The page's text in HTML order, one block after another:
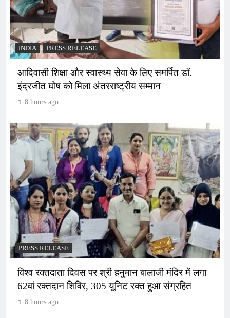
INDIA PRESS RELEASE
आदिवासी शिक्षा और स्वास्थ्य सेवा के लिए समर्पित डॉ.
इंद्रजीत घोष को मिला अंतरराष्ट्रीय सम्मान
8 hours ago
PRESS RELEASE
विश्व रक्तदाता दिवस पर श्री हनुमान बालाजी मंदिर में लगा
62वां रक्तदान शिविर, 305 यूनिट रक्त हुआ संग्रहित
8 hours ago